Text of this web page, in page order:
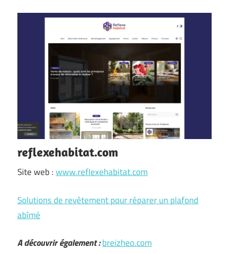
reflexehabitat.com
Site web :www.reflexehabitat.com
Solutions de revêtement pour réparer un plafond
abîmé
A découvrir également :breizheo.com